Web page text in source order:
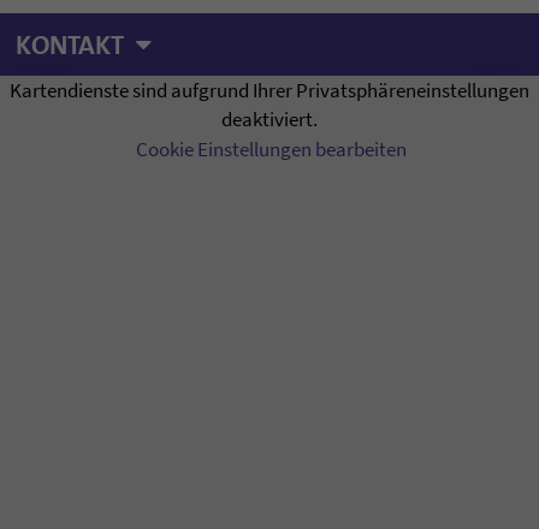
KONTAKT
Kartendienste sind aufgrund Ihrer Privatsphäreneinstellungen
deaktiviert.
Cookie Einstellungen bearbeiten